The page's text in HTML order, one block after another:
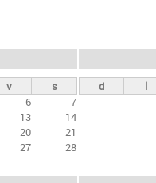
v
s
6
7
13
14
20
21
27
28
d l